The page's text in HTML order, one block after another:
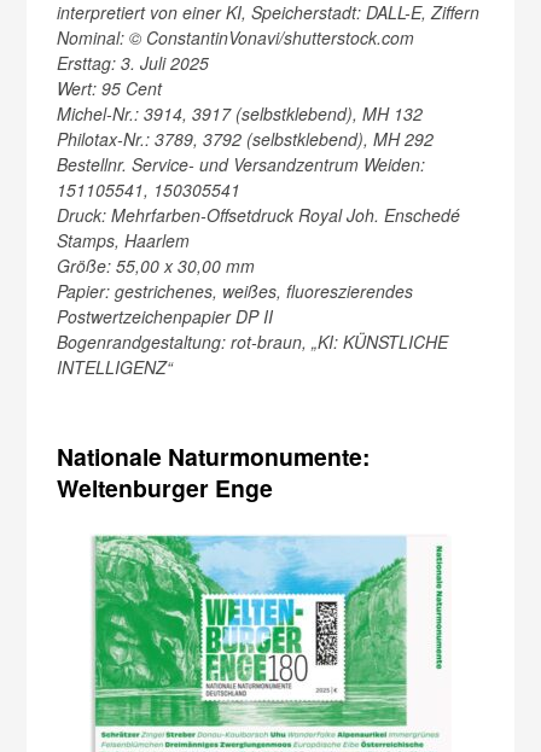
interpretiert von einer KI, Speicherstadt: DALL-E, Ziffern
Nominal: © ConstantinVonavi/shutterstock.com
Ersttag: 3. Juli 2025
Wert: 95 Cent
Michel-Nr.: 3914, 3917 (selbstklebend), MH 132
Philotax-Nr.: 3789, 3792 (selbstklebend), MH 292
Bestellnr. Service- und Versandzentrum Weiden:
151105541, 150305541
Druck: Mehrfarben-Offsetdruck Royal Joh. Enschedé
Stamps, Haarlem
Größe: 55,00 x 30,00 mm
Papier: gestrichenes, weißes, fluoreszierendes
Postwertzeichenpapier DP II
Bogenrandgestaltung: rot-braun, „KI: KÜNSTLICHE
INTELLIGENZ“
Nationale Naturmonumente:
Weltenburger Enge